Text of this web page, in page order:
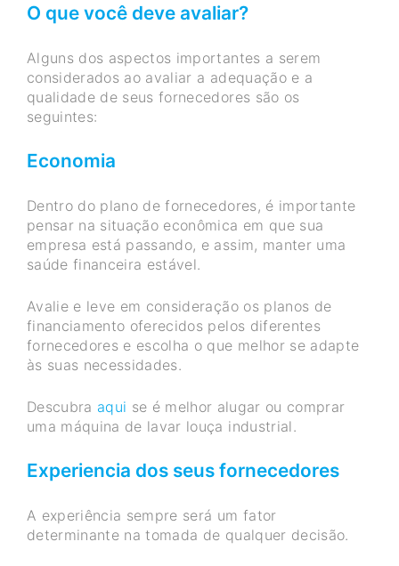
O que você deve avaliar?
Alguns dos aspectos importantes a serem
considerados ao avaliar a adequação e a
qualidade de seus fornecedores são os
seguintes:
Economia
Dentro do plano de fornecedores, é importante
pensar na situação econômica em que sua
empresa está passando, e assim, manter uma
saúde financeira estável.
Avalie e leve em consideração os planos de
financiamento oferecidos pelos diferentes
fornecedores e escolha o que melhor se adapte
às suas necessidades.
Descubra aqui se é melhor alugar ou comprar
uma máquina de lavar louça industrial.
Experiencia dos seus fornecedores
A experiência sempre será um fator
determinante na tomada de qualquer decisão.